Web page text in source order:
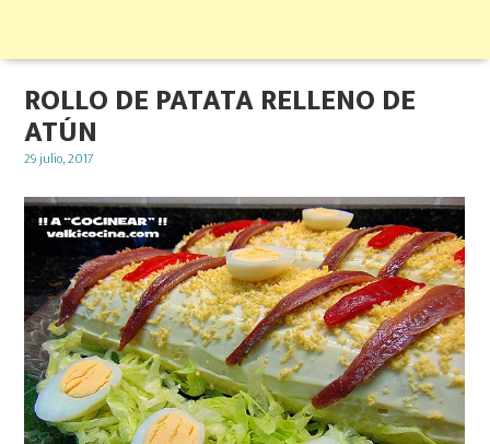
ROLLO DE PATATA RELLENO DE
ATÚN
Posted
29 julio, 2017